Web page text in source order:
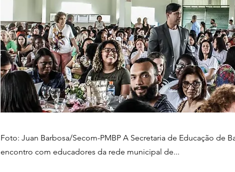
Foto: Juan Barbosa/Secom-PMBP A Secretaria de Educação de
encontro com educadores da rede municipal de...